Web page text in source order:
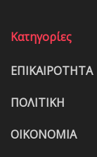
Κατηγορίες
ΕΠΙΚΑΙΡΟΤΗΤΑ
ΠΟΛΙΤΙΚΗ
ΟΙΚΟΝΟΜΙΑ